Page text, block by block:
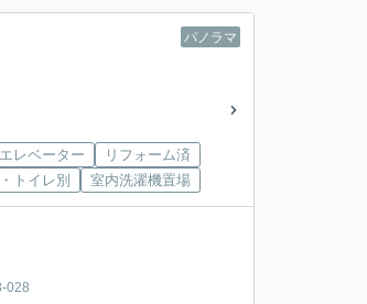
パノラマ
エレベーター
リフォーム済
トイレ別 室内洗濯機置場
028